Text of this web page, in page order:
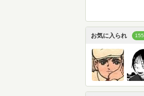
お気に入られ 155